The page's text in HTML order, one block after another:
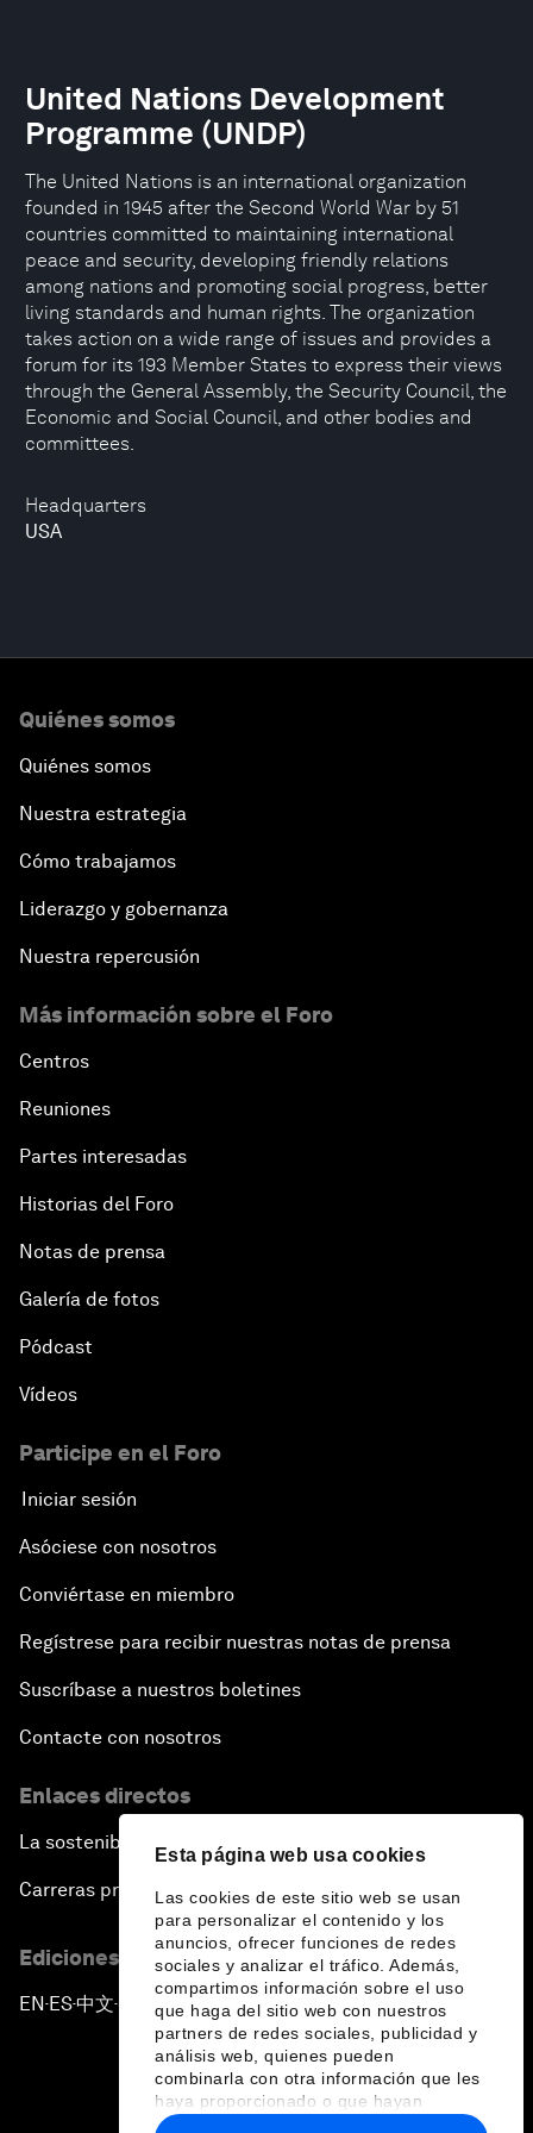
Esta página web usa cookies
Las cookies de este sitio web se usan
para personalizar el contenido y los
anuncios, ofrecer funciones de redes
sociales y analizar el tráfico. Además,
compartimos información sobre el uso
que haga del sitio web con nuestros
partners de redes sociales, publicidad y
análisis web, quienes pueden
combinarla con otra información que les
haya proporcionado o que hayan
recopilado a partir del uso que haya
Headquarters
USA
United Nations Development
Programme (UNDP)
The United Nations is an international organization
founded in 1945 after the Second World War by 51
countries committed to maintaining international
peace and security, developing friendly relations
among nations and promoting social progress, better
living standards and human rights. The organization
takes action on a wide range of issues and provides a
forum for its 193 Member States to express their views
through the General Assembly, the Security Council, the
Economic and Social Council, and other bodies and
committees.
Quiénes somos
Quiénes somos
Nuestra estrategia
Cómo trabajamos
Liderazgo y gobernanza
Nuestra repercusión
Más información sobre el Foro
Centros
Reuniones
Partes interesadas
Historias del Foro
Notas de prensa
Galería de fotos
Pódcast
Vídeos
Participe en el Foro
Iniciar sesión
Asóciese con nosotros
Conviértase en miembro
Regístrese para recibir nuestras notas de prensa
Suscríbase a nuestros boletines
Contacte con nosotros
Enlaces directos
La sostenibilidad en el Foro
Carreras profesionales
Ediciones en otros idiomas
EN ▪ES▪中文▪ 日本語